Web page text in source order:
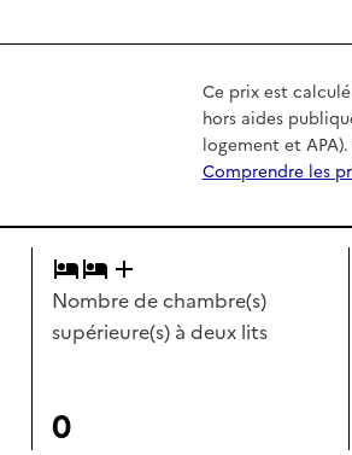
Ce prix est
hors aides
logement et
Comprendre les
Nombre de chambre(s)
supérieure(s) à deux lits
0